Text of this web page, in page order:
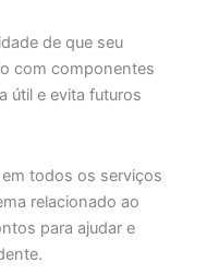
de que seu
com componentes
útil e evita futuros
todos os serviços
relacionado ao
para ajudar e